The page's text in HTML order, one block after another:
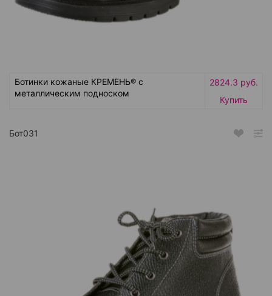
Ботинки кожаные КРЕМЕНЬ® с
металлическим подноском
2824.3 руб.
Купить
Бот031